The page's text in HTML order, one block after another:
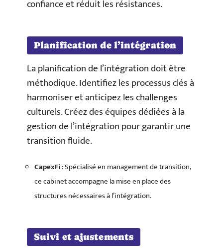
confiance et réduit les résistances.
Planification de l’intégration
La planification de l’intégration doit être
méthodique. Identifiez les processus clés à
harmoniser et anticipez les challenges
culturels. Créez des équipes dédiées à la
gestion de l’intégration pour garantir une
transition fluide.
CapexFi: Spécialisé en management de transition,
ce cabinet accompagne la mise en place des
structures nécessaires à l’intégration.
Suivi et ajustements